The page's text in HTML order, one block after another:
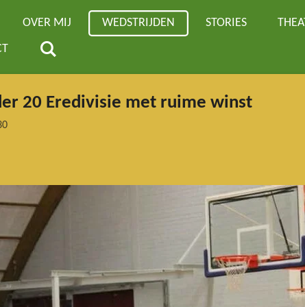
OVER MIJ WEDSTRIJDEN STORIES
20 Eredivisie met ruime winst